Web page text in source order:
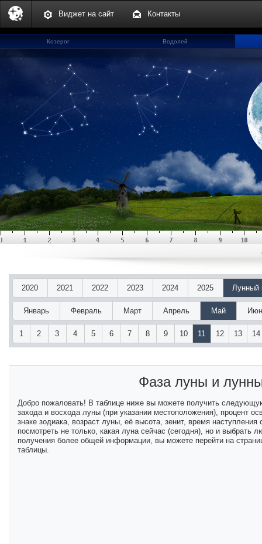
Виджет на сайт Контакты
Козерог
Водолей
2020 2021 2022 2023 2024 2025 Лунный
Январь Февраль Март Апрель Май
1 2 3 4 5 6 7 8 9 10 11 12 13 14
Фаза луны и
Добро пожаловать! В таблице ниже вы можете получить
захода и восхода луны (при указании местоположения), процент
знаке зодиака, возраст луны, её высота, зенит, время
посмотреть не только, какая луна сейчас (сегодня), но и
получения более общей информации, вы можете перейти на
таблицы.